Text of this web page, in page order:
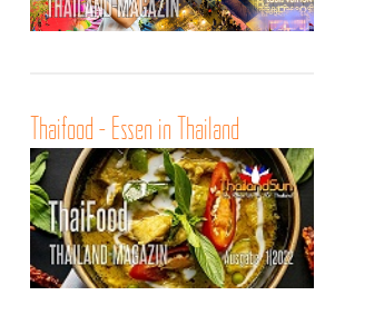
Thaifood - Essen in Thailand